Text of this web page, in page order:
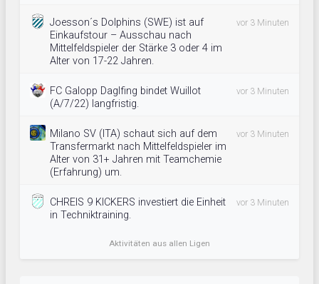
Joesson´s Dolphins (SWE) ist auf
Einkaufstour – Ausschau nach
Mittelfeldspieler der Stärke 3 oder 4 im
Alter von 17-22 Jahren.
vor 3 Minuten
FC Galopp Daglfing bindet Wuillot
(A/7/22) langfristig.
vor 3 Minuten
Milano SV (ITA) schaut sich auf dem
Transfermarkt nach Mittelfeldspieler im
Alter von 31+ Jahren mit Teamchemie
(Erfahrung) um.
vor 3 Minuten
CHREIS 9 KICKERS investiert die Einheit
in Techniktraining.
vor 3 Minuten
Aktivitäten aus allen Ligen